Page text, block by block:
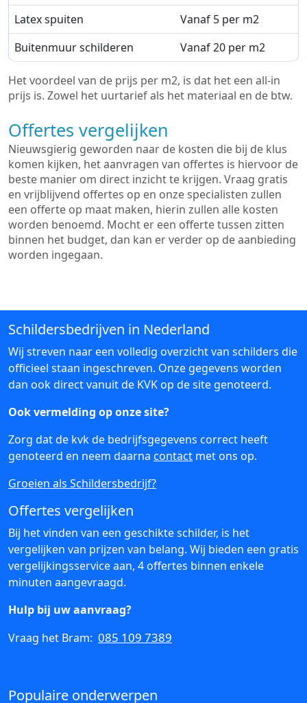
Latex spuiten
Vanaf 5 per m2
Buitenmuur schilderen
Vanaf 20 per m2
Het voordeel van de prijs per m2, is dat het een all-in
prijs is. Zowel het uurtarief als het materiaal en de btw.
Offertes vergelijken
Nieuwsgierig geworden naar de kosten die bij de klus
komen kijken, het aanvragen van offertes is hiervoor de
beste manier om direct inzicht te krijgen. Vraag gratis
en vrijblijvend offertes op en onze specialisten zullen
een offerte op maat maken, hierin zullen alle kosten
worden benoemd. Mocht er een offerte tussen zitten
binnen het budget, dan kan er verder op de aanbieding
worden ingegaan.
Schildersbedrijven in Nederland
Wij streven naar een volledig overzicht van schilders die
officieel staan ingeschreven. Onze gegevens worden
dan ook direct vanuit de KVK op de site genoteerd.
Ook vermelding op onze site?
Zorg dat de kvk de bedrijfsgegevens correct heeft
genoteerd en neem daarna contact met ons op.
Groeien als Schildersbedrijf?
Offertes vergelijken
Bij het vinden van een geschikte schilder, is het
vergelijken van prijzen van belang. Wij bieden een gratis
vergelijkingsservice aan, 4 offertes binnen enkele
minuten aangevraagd.
Hulp bij uw aanvraag?
Vraag het Bram: 085 109 7389
Populaire onderwerpen